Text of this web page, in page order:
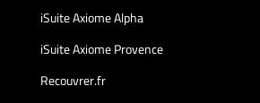
iSuite Axiome Alpha
iSuite Axiome Provence
Recouvrer.fr